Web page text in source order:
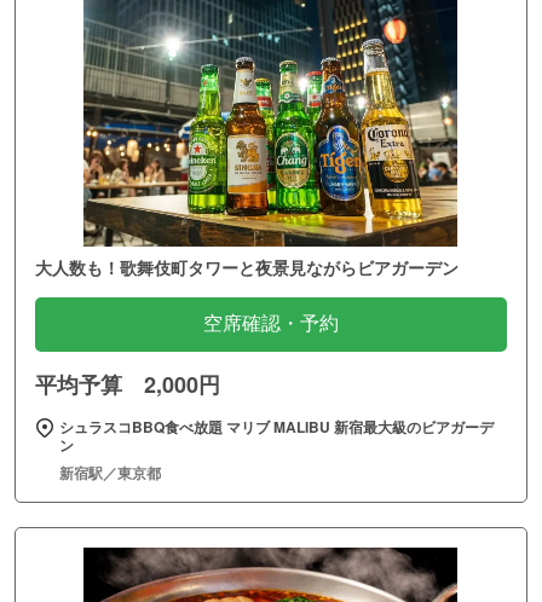
大人数も！歌舞伎町タワーと夜景見ながらビアガーデン
空席確認・予約
平均予算 2,000円
シュラスコBBQ食べ放題 マリブ MALIBU 新宿最大級のビアガーデ
ン
新宿駅／東京都